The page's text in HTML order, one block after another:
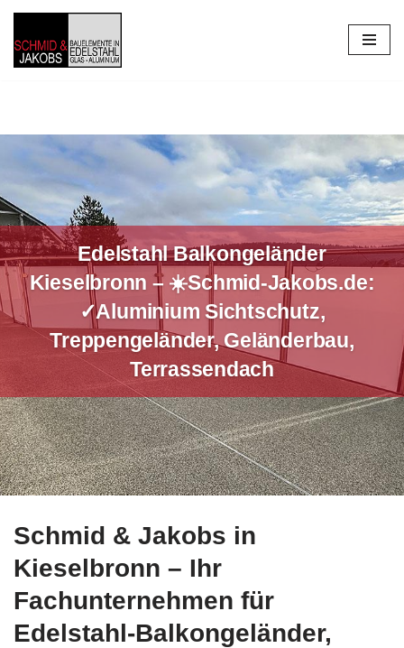
Zum
Inhalt
Edelstahl Balkongeländer
Kieselbronn – ☀️Schmid-Jakobs.de:
✓Aluminium Sichtschutz,
Treppengeländer, Geländerbau,
Terrassendach
Wählen Sie Edelstahl Balkongeländer für Kieselbronn bei
Schmid & Jakobs in
Kieselbronn – Ihr
Fachunternehmen für
Edelstahl-Balkongeländer,